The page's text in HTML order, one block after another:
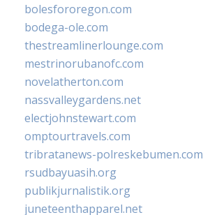
bolesfororegon.com
bodega-ole.com
thestreamlinerlounge.com
mestrinorubanofc.com
novelatherton.com
nassvalleygardens.net
electjohnstewart.com
omptourtravels.com
tribratanews-polreskebumen.com
rsudbayuasih.org
publikjurnalistik.org
juneteenthapparel.net